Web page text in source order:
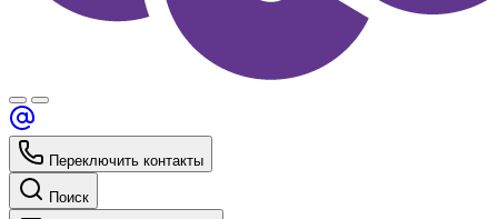
Переключить контакты
Поиск